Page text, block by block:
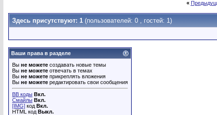
«
Здесь присутствуют: 1 (пользователей: 0 , гостей: 1)
Ваши права в разделе
Вы не можете создавать новые темы
Вы не можете отвечать в темах
Вы не можете прикреплять вложения
Вы не можете редактировать свои сообщения
BB коды Вкл.
Смайлы Вкл.
[IMG] код Вкл.
HTML код Выкл.